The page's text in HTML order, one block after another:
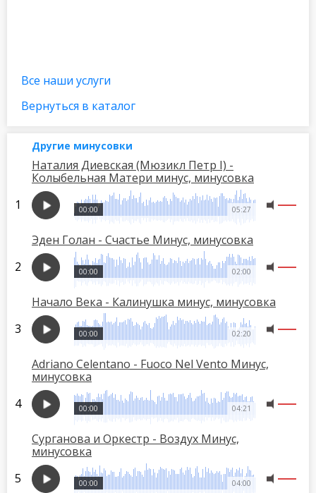
Все наши услуги
Вернуться в каталог
Другие минусовки
Наталия Диевская (Мюзикл Петр I) -
Колыбельная Матери минус, минусовка
05:27
00:00
Эден Голан - Счастье Минус, минусовка
02:00
00:00
Начало Века - Калинушка минус, минусовка
02:20
00:00
Adriano Celentano - Fuoco Nel Vento Минус,
минусовка
04:21
00:00
Сурганова и Оркестр - Воздух Минус,
минусовка
04:00
00:00